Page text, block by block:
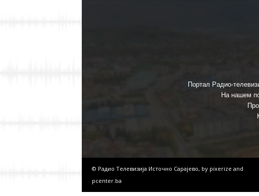
Портал Радио-
На нашем
© Радио Телевизија Источно Сарајево, by pixerize and
pcenter.ba